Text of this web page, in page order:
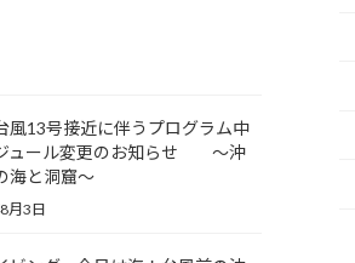
風13号接近に伴うプログラム中
ュール変更のお知らせ ～沖
海と洞窟～
月3日